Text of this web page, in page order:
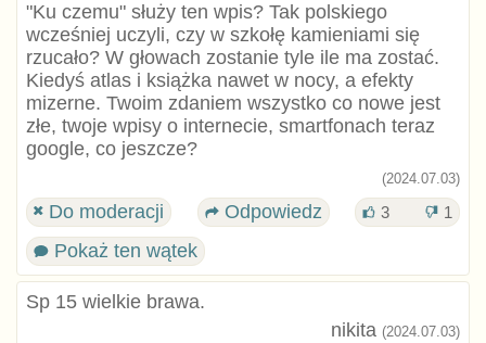
"Ku czemu" służy ten wpis? Tak polskiego
wcześniej uczyli, czy w szkołę kamieniami się
rzucało? W głowach zostanie tyle ile ma zostać.
Kiedyś atlas i książka nawet w nocy, a efekty
mizerne. Twoim zdaniem wszystko co nowe jest
złe, twoje wpisy o internecie, smartfonach teraz
google, co jeszcze?
(2024.07.03)
Do moderacji Odpowiedz 3 1
Pokaż ten wątek
Sp 15 wielkie brawa.
nikita (2024.07.03)